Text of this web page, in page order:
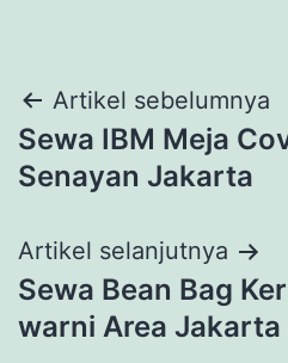
Navigasi
pos
Artikel sebelumnya
Sewa IBM Meja
Senayan Jakarta
Artikel selanjutnya
Sewa Bean Bag
warni Area Jakarta